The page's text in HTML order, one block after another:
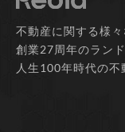
不動産に関する様
創業27周年のラン
人生100年時代の不